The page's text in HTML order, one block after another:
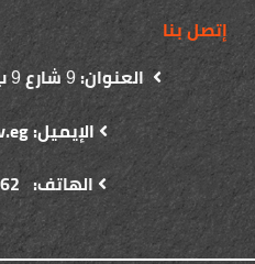
إتصل بنا
العنوان:9شارع9
الإيميل: info@bsic.gov.eg
الهاتف: 23786562 (202)